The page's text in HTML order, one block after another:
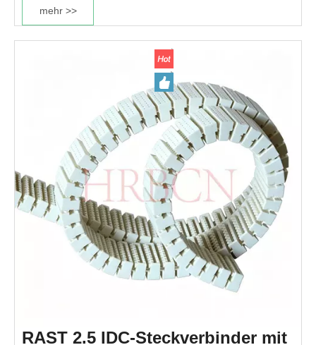
Verbindungen für die automatisierte SMT-Montage und wird
häufig in Haushaltsgeräten, Automobilelektronik,
Industriesteuerungen und Leistungsmodulen eingesetzt.
mehr >>
RAST 2.5 IDC-Steckverbinder mit